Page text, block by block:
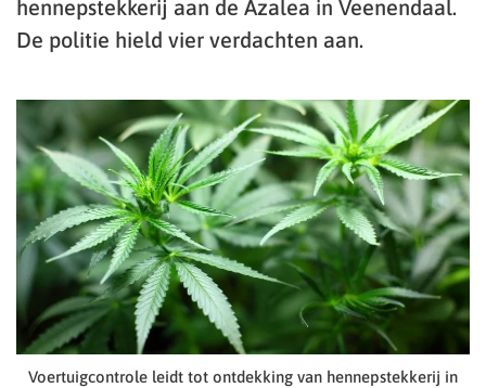
hennepstekkerij aan de Azalea in Veenendaal.
De politie hield vier verdachten aan.
Voertuigcontrole leidt tot ontdekking van hennepstekkerij in